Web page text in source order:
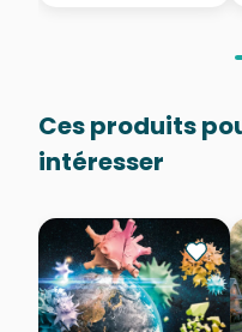
Ces produits
intéresser